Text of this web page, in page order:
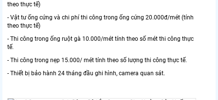
theo thực tế)
- Vật tư ống cứng và chi phí thi công trong ống cứng 20.000đ/mét (tính
theo thực tế)
- Thi công trong ống ruột gà 10.000/mét tính theo số mét thi công thực
tế.
- Thi công trong nẹp 15.000/ mét tính theo số lượng thi công thực tế.
- Thiết bị bảo hành 24 tháng đầu ghi hình, camera quan sát.